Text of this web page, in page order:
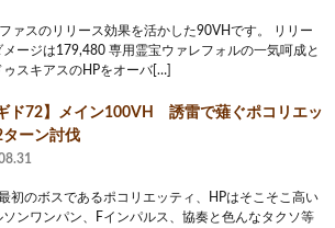
ァスのリリース効果を活かした90VHです。 リリー
メージは179,480 専用霊宝ウァレフォルの一気呵成と
ゥスキアスのHPをオーバ[…]
ド72】メイン100VH 誘雷で薙ぐポコリエッ
ターン討伐
初のボスであるポコリエッティ、HPはそこそこ高い
ソンワンパン、Fインパルス、協奏と色んなタクソ等